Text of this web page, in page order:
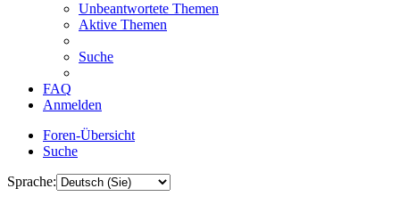
Unbeantwortete Themen
Aktive Themen
Suche
FAQ
Anmelden
Foren-Übersicht
Suche
Sprache: